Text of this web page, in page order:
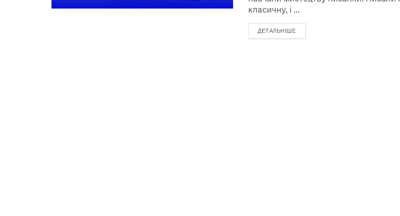
класичну, і ...
ДЕТАЛЬНІШЕ